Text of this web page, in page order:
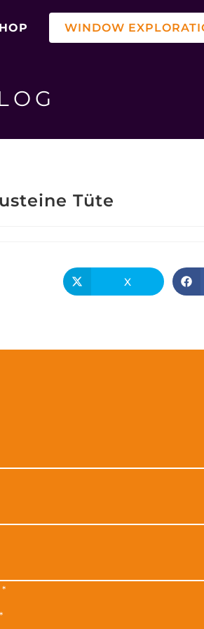
WINDOW
Tüte
X
*